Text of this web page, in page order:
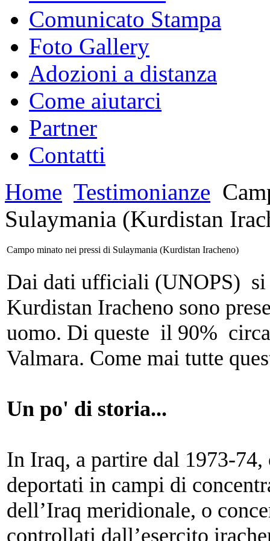
Comunicato Stampa
Foto Gallery
Adozioni a distanza
Come aiutarci
Partner
Contatti
Home Testimonianze
Sulaymania (Kurdistan
Campo minato nei pressi di Sulaymania (Kurdistan Iracheno)
Dai dati ufficiali (UNOPS) si
Kurdistan Iracheno sono
uomo. Di queste il 90%
Valmara. Come mai tutte
Un po' di storia...
In Iraq, a partire dal 1973-
deportati in campi di
dell’Iraq meridionale, o
controllati dall’esercito